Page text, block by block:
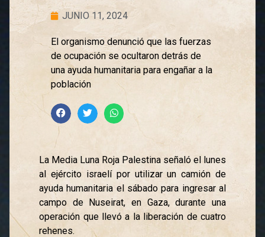
JUNIO 11, 2024
El organismo denunció que las fuerzas
de ocupación se ocultaron detrás de
una ayuda humanitaria para engañar a la
población
La Media Luna Roja Palestina señaló el lunes
al ejército israelí por utilizar un camión de
ayuda humanitaria el sábado para ingresar al
campo de Nuseirat, en Gaza, durante una
operación que llevó a la liberación de cuatro
rehenes.